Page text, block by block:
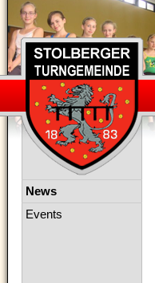
Navigation
News
Events